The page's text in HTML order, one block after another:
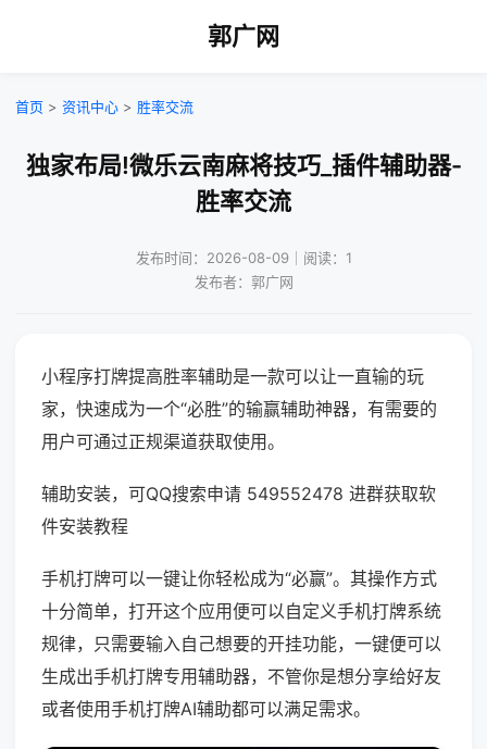
郭广网
首页 > 资讯中心 > 胜率交流
独家布局!微乐云南麻将技巧_插件辅助器-
胜率交流
发布时间：2026-08-09｜阅读：1
发布者：郭广网
小程序打牌提高胜率辅助是一款可以让一直输的玩
家，快速成为一个“必胜”的输赢辅助神器，有需要的
用户可通过正规渠道获取使用。
辅助安装，可QQ搜索申请 549552478 进群获取软
件安装教程
手机打牌可以一键让你轻松成为“必赢”。其操作方式
十分简单，打开这个应用便可以自定义手机打牌系统
规律，只需要输入自己想要的开挂功能，一键便可以
生成出手机打牌专用辅助器，不管你是想分享给好友
或者使用手机打牌AI辅助都可以满足需求。